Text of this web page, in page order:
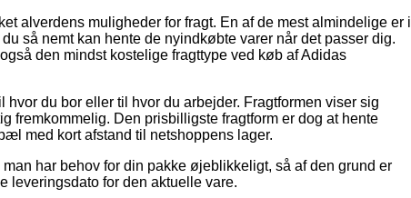
alverdens muligheder for fragt. En af de mest almindelige er i
så nemt kan hente de nyindkøbte varer når det passer dig.
den mindst kostelige fragttype ved køb af Adidas
du bor eller til hvor du arbejder. Fragtformen viser sig
fremkommelig. Den prisbilligste fragtform er dog at hente
med kort afstand til netshoppens lager.
har behov for din pakke øjeblikkeligt, så af den grund er
leveringsdato for den aktuelle vare.